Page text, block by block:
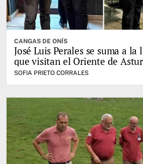
CANGAS DE ONÍS
José Luis Perales se suma a
que visitan el Oriente de
SOFIA PRIETO CORRALES